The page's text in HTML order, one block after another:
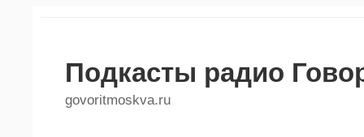
Подкасты радио
govoritmoskva.ru